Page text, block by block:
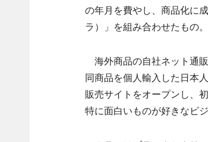
の年月を費やし、商品化に
ラ）」を組み合わせたもの。
海外商品の自社ネット通
同商品を個人輸入した日本
販売サイトをオープンし、
特に面白いものが好きなビ